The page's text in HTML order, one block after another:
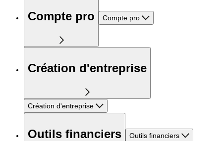
Compte pro Compte pro
Création d'entreprise
Création d'entreprise
Outils financiers Outils financiers